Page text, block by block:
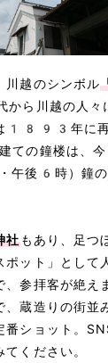
川越のシンボル
から川越の人々
は1893年に再
の鐘楼は、
後6時）鐘の
社もあり、足つ
ット」として
、参拝客が絶え
蔵造りの街並
番ショット。
ください。